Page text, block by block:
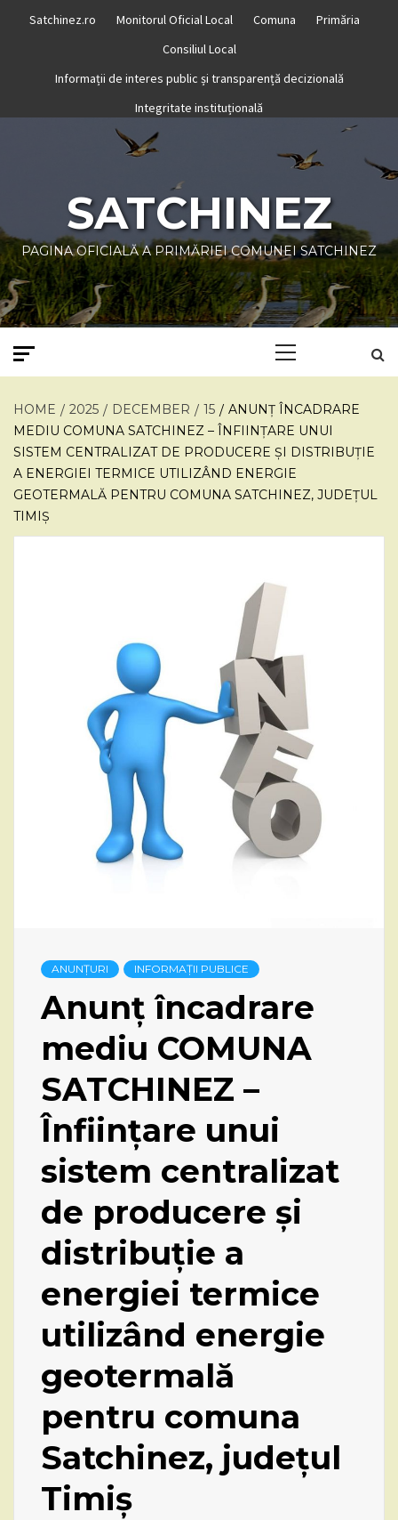
Satchinez.ro Monitorul Oficial Local Comuna
Primăria
Consiliul Local
Informații de interes public și transparență decizională
Integritate instituțională
SATCHINEZ
PAGINA OFICIALĂ A PRIMĂRIEI COMUNEI SATCHINEZ
HOME 2025 DECEMBER 15
ANUNȚ ÎNCADRARE
MEDIU COMUNA SATCHINEZ – ÎNFIINȚARE UNUI
SISTEM CENTRALIZAT DE PRODUCERE ȘI DISTRIBUȚIE
A ENERGIEI TERMICE UTILIZÂND ENERGIE
GEOTERMALĂ PENTRU COMUNA SATCHINEZ, JUDEȚUL
TIMIȘ
ANUNȚURI INFORMAȚII PUBLICE
Anunț încadrare
mediu COMUNA
SATCHINEZ –
Înființare unui
sistem centralizat
de producere și
distribuție a
energiei termice
utilizând energie
geotermală
pentru comuna
Satchinez, județul
Timiș